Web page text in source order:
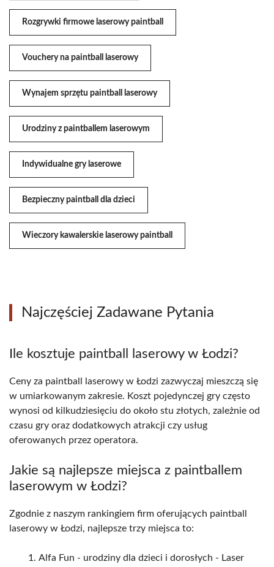
Rozgrywki firmowe laserowy paintball
Vouchery na paintball laserowy
Wynajem sprzętu paintball laserowy
Urodziny z paintballem laserowym
Indywidualne gry laserowe
Bezpieczny paintball dla dzieci
Wieczory kawalerskie laserowy paintball
Najczęściej Zadawane Pytania
Ile kosztuje paintball laserowy w Łodzi?
Ceny za paintball laserowy w Łodzi zazwyczaj mieszczą się
w umiarkowanym zakresie. Koszt pojedynczej gry często
wynosi od kilkudziesięciu do około stu złotych, zależnie od
czasu gry oraz dodatkowych atrakcji czy usług
oferowanych przez operatora.
Jakie są najlepsze miejsca z paintballem
laserowym w Łodzi?
Zgodnie z naszym rankingiem firm oferujących paintball
laserowy w Łodzi, najlepsze trzy miejsca to:
Alfa Fun - urodziny dla dzieci i dorosłych - Laser